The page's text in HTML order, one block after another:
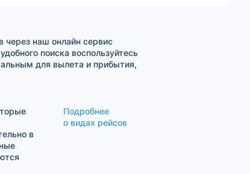
через наш онлайн сервис
поиска воспользуйтесь
для вылета и прибытия,
в
Подробнее
о видах рейсов